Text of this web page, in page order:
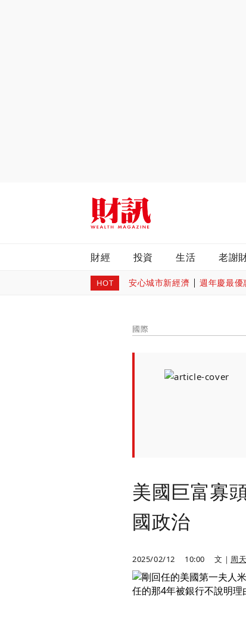
財經 投資 生活 老謝
HOT 安心城市新經濟 週年慶最優
國際
美國巨富寡
國政治
2025/02/12 10:00 文｜ 周